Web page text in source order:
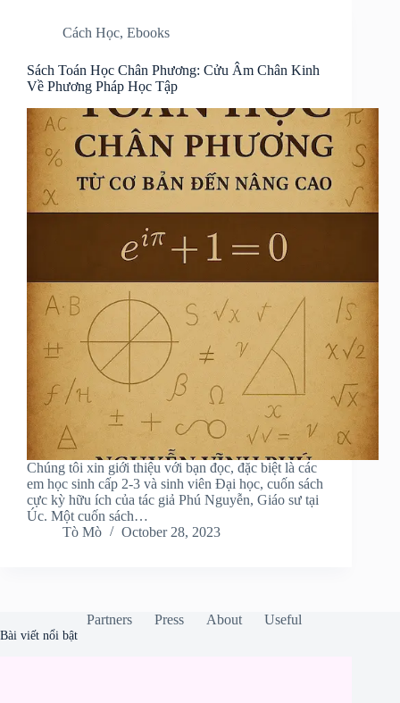
Cách Học, Ebooks
Sách Toán Học Chân Phương: Cửu Âm Chân Kinh
Về Phương Pháp Học Tập
Chúng tôi xin giới thiệu với bạn đọc, đặc biệt là các
em học sinh cấp 2-3 và sinh viên Đại học, cuốn sách
cực kỳ hữu ích của tác giả Phú Nguyễn, Giáo sư tại
Úc. Một cuốn sách…
Tò Mò
October 28, 2023
Partners Press About Useful
Bài viết nổi bật